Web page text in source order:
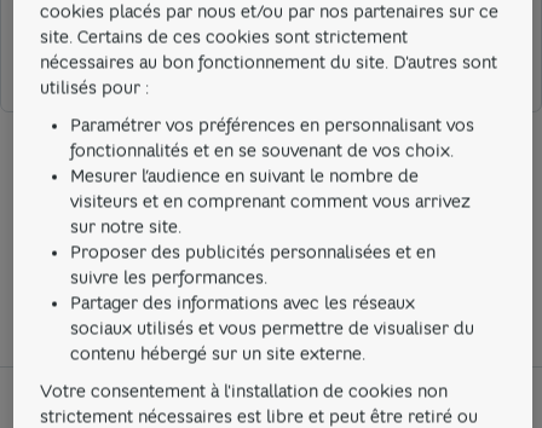
Cela ne m'a pas aidé
Ces sujets peuvent aussi
vous intéresser...
Comment identifier l'émetteur d'un
cookies placés par nous et/ou par nos partenaires sur ce
site. Certains de ces cookies sont strictement
nécessaires au bon fonctionnement du site. D'autres sont
utilisés pour :
Paramétrer vos préférences en personnalisant vos
fonctionnalités et en se souvenant de vos choix.
Mesurer l’audience en suivant le nombre de
visiteurs et en comprenant comment vous arrivez
sur notre site.
Proposer des publicités personnalisées et en
suivre les performances.
Partager des informations avec les réseaux
sociaux utilisés et vous permettre de visualiser du
contenu hébergé sur un site externe.
Votre consentement à l'installation de cookies non
strictement nécessaires est libre et peut être retiré ou